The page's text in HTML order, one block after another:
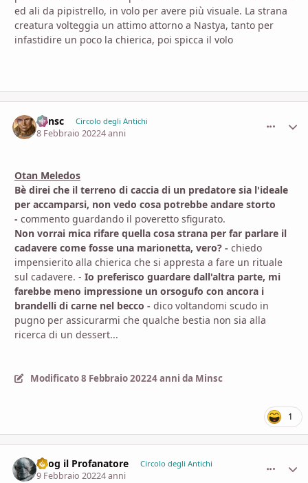
ed ali da pipistrello, in volo per avere più visuale. La strana
creatura volteggia un attimo attorno a Nastya, tanto per
infastidire un poco la chierica, poi spicca il volo
Minsc Circolo degli Antichi
8 Febbraio 20224 anni
Otan Meledos
Bè direi che il terreno di caccia di un predatore sia l'ideale
per accamparsi, non vedo cosa potrebbe andare storto
- commento guardando il poveretto sfigurato.
Non vorrai mica rifare quella cosa strana per far parlare il
cadavere come fosse una marionetta, vero? - chiedo
impensierito alla chierica che si appresta a fare un rituale
sul cadavere. - Io preferisco guardare dall'altra parte, mi
farebbe meno impressione un orsogufo con ancora i
brandelli di carne nel becco - dico voltandomi scudo in
pugno per assicurarmi che qualche bestia non sia alla
ricerca di un dessert...
Modificato8 Febbraio 20224 anni da Minsc
1
Azog il Profanatore Circolo degli Antichi
9 Febbraio 20224 anni